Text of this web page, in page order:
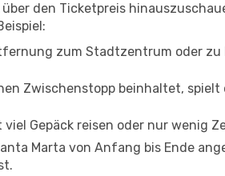
den Ticketpreis
zum Stadtzentrum oder
Zwischenstopp beinhaltet,
Gepäck reisen oder nur wenig
Marta von Anfang bis Ende